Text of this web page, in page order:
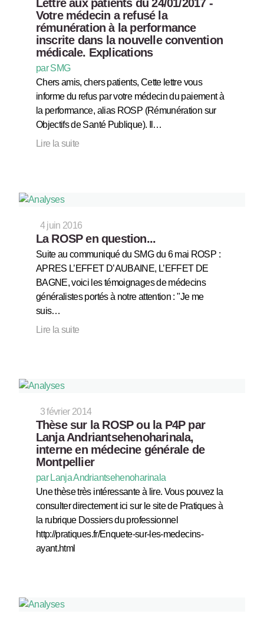
Lettre aux patients du 24/01/2017 -
Votre médecin a refusé la
rémunération à la performance
inscrite dans la nouvelle convention
médicale. Explications
par SMG
Chers amis, chers patients, Cette lettre vous
informe du refus par votre médecin du paiement à
la performance, alias ROSP (Rémunération sur
Objectifs de Santé Publique). Il…
Lire la suite
4 juin 2016
La ROSP en question...
Suite au communiqué du SMG du 6 mai ROSP :
APRES L’EFFET D’AUBAINE, L’EFFET DE
BAGNE, voici les témoignages de médecins
généralistes portés à notre attention : "Je me
suis…
Lire la suite
3 février 2014
Thèse sur la ROSP ou la P4P par
Lanja Andriantsehenoharinala,
interne en médecine générale de
Montpellier
par Lanja Andriantsehenoharinala
Une thèse très intéressante à lire. Vous pouvez la
consulter directement ici sur le site de Pratiques à
la rubrique Dossiers du professionnel
http://pratiques.fr/Enquete-sur-les-medecins-
ayant.html